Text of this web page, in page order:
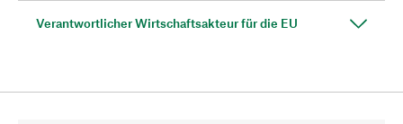
Verantwortlicher Wirtschaftsakteur für die EU